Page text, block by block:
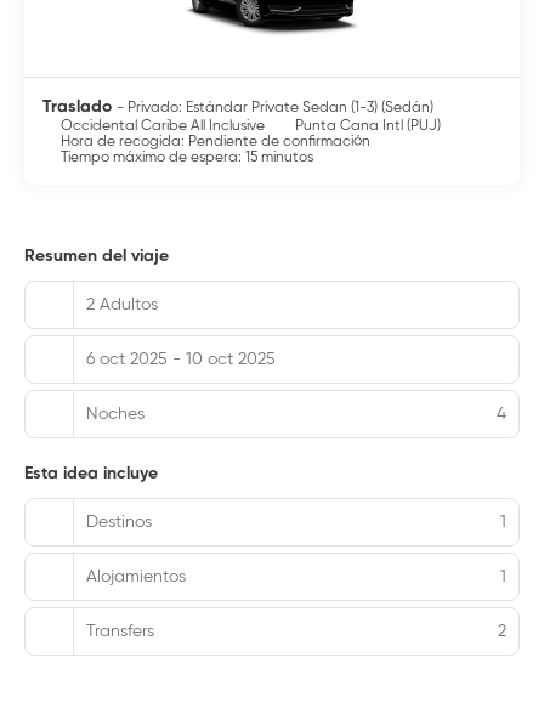
Traslado - Privado: Estándar Private Sedan (1-3) (Sedán)
Occidental Caribe All Inclusive
Punta Cana Intl (PUJ)
Hora de recogida: Pendiente de confirmación
Tiempo máximo de espera: 15 minutos
Resumen del viaje
2 Adultos
6 oct 2025 - 10 oct 2025
Noches 4
Esta idea incluye
Destinos 1
Alojamientos 1
Transfers 2